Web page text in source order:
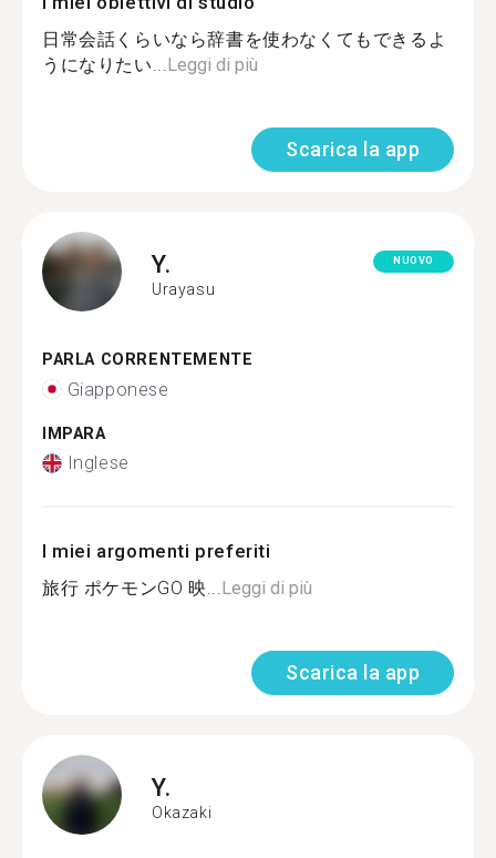
日常会話くらいなら辞書を使わなくてもできるよ
うになりたい...Leggi di più
Scarica la app
Y.
Urayasu
NUOVO
PARLA CORRENTEMENTE
Giapponese
IMPARA
Inglese
I miei argomenti preferiti
旅行 ポケモンGO 映...Leggi di più
Scarica la app
Y.
Okazaki